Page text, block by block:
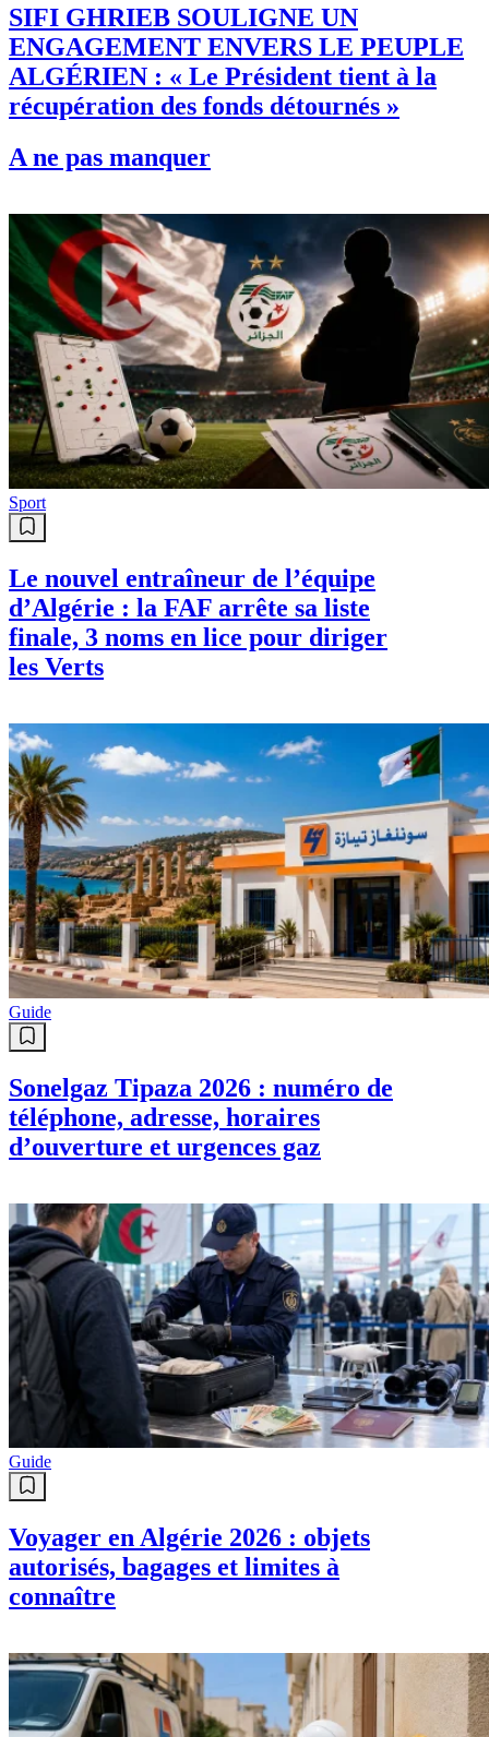
SIFI GHRIEB SOULIGNE UN
ENGAGEMENT ENVERS LE PEUPLE
ALGÉRIEN : « Le Président tient à la
récupération des fonds détournés »
A ne pas manquer
Sport
Le nouvel entraîneur de l’équipe
d’Algérie : la FAF arrête sa liste
finale, 3 noms en lice pour diriger
les Verts
Guide
Sonelgaz Tipaza 2026 : numéro de
téléphone, adresse, horaires
d’ouverture et urgences gaz
Guide
Voyager en Algérie 2026 : objets
autorisés, bagages et limites à
connaître